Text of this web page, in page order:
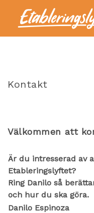
Om oss
Kontakt
Nyheter
Kontakt
Välkommen att
Är du intresserad av
Etableringslyftet?
Ring Danilo så
och hur du ska göra.
Danilo Espinoza